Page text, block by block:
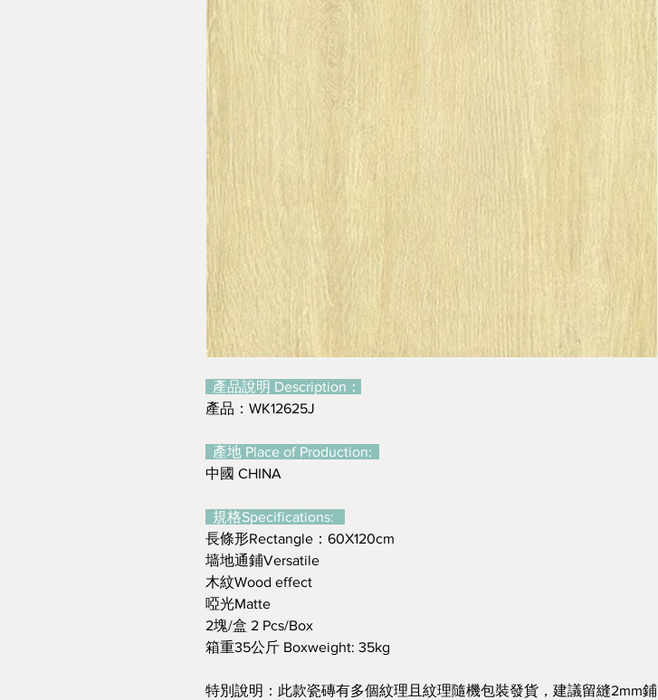
產品說明 Description：
產品：WK12625J
產地 Place of Production:
中國 CHINA
規格Specifications:
長條形Rectangle：60X120cm
墙地通鋪Versatile
木紋Wood effect
啞光Matte
2塊/盒 2 Pcs/Box
箱重35公斤 Boxweight: 35kg
特別說明：此款瓷磚有多個紋理且紋理隨機包裝發貨，建議留縫2mm鋪